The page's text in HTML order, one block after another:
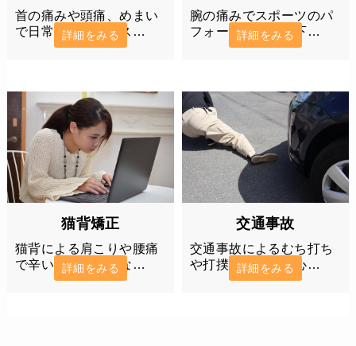
首の痛みや頭痛、めまい
で日常生活が辛いス…
詳細をみる
腕の痛みでスポーツのパ
フォーマンスが低下…
詳細をみる
猫背矯正
猫背による肩こりや腰痛
で辛い…そんなあな…
詳細をみる
交通事故
交通事故によるむち打ち
や打撲で後遺症が心…
詳細をみる